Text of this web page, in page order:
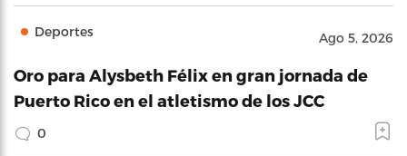
Deportes Ago 5, 2026
Oro para Alysbeth Félix en gran jornada de
Puerto Rico en el atletismo de los JCC
0